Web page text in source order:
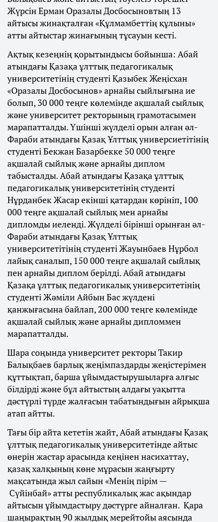
Жүрсін Ерман Оразалы Досбосыновтың 13
айтысы жинақталған «Құлмамбеттің құлыны»
атты айтыстар жинағының тұсауын кесті.
Ақтық кезеңнің қорытындысы бойынша: Абай
атындағы Қазақа ұлттық педагогикалық
университетінің студенті Қазыбек Жеңісхан
«Оразалы Досбосынов» арнайы сыйлығына ие
болып, 30 000 теңге көлемінде ақшалай сыйлық
және университет ректорының грамотасымен
марапатталды. Үшінші жүлделі орын алған әл-
Фараби атындағы Қазақ Ұлттық универсиетітінің
студенті Бекжан Базарбекке 50 000 теңге
ақшалай сыйлық және арнайы диплом
табысталды. Абай атындағы Қазақа ұлттық
педагогикалық университетінің студенті
Нұрданбек Жасар екінші қатардан көрініп, 100
000 теңге ақшалай сыйлық мен арнайы
дипломды иеленді. Жүлделі бірінші орынған әл-
Фараби атындағы Қазақ Ұлттық
университетітінің студенті Жауынбаев Нұрбол
лайық саналып, 150 000 теңге ақшалай сыйлық
пен арнайы диплом берілді. Абай атындағы
Қазақа ұлттық педагогикалық университетінің
студенті Жәміли Айбын Бас жүлдені
қанжығасына байлап, 200 000 теңге көлемінде
ақшалай сыйлық және арнайы дипломмен
марапатталды.
Шара соңында университет ректоры Такир
Балықбаев барлық жеңімпаздарды жеңістерімен
құттықтап, барша ұйымдастырушыларға алғыс
білдірді және бұл айтыстың алдағы уақытта
дәстүрлі түрде жалғасын табатындығын айрықша
атап айтты.
Тағы бір айта кететін жайт, Абай атындағы Қазақ
ұлттық педагогикалық университетінде айтыс
өнерін жастар арасында кеңінен насихаттау,
қазақ халқының көне мұрасын жаңғырту
мақсатында жыл сайын «Менің пірім —
Сүйінбай» атты республикалық жас ақындар
айтысын ұйымдастыру дәстүрге айналған. Қара
шаңырақтың 90 жылдық мерейтойы аясында